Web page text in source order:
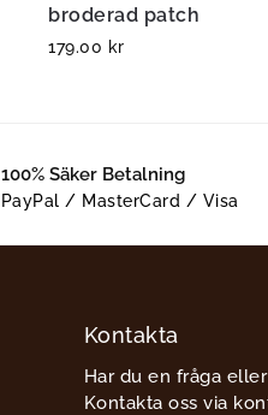
broderad patch
179.00 kr
100% Säker Betalning
PayPal / MasterCard / Visa
Kontakta
Har du en fråga
Kontakta oss via